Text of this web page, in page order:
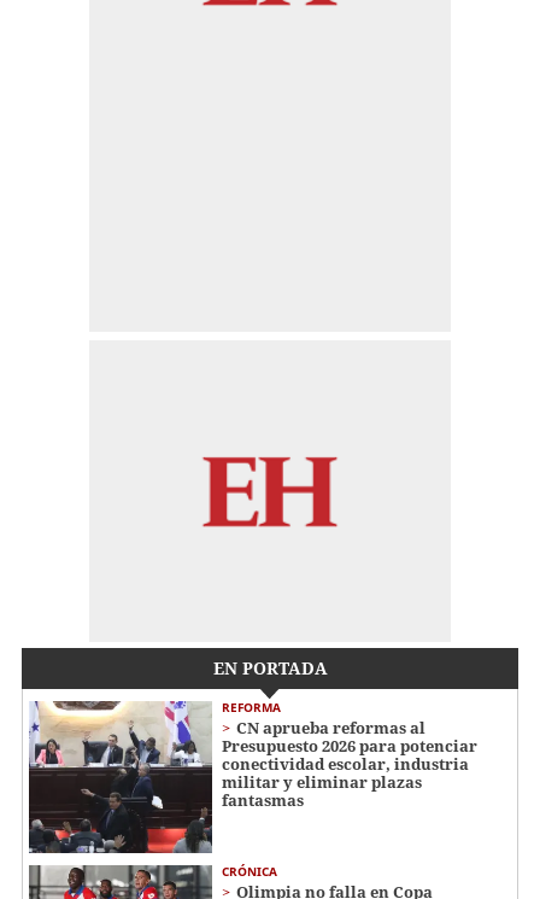
EN PORTADA
REFORMA
CN aprueba reformas al
Presupuesto 2026 para potenciar
conectividad escolar, industria
militar y eliminar plazas
fantasmas
CRÓNICA
Olimpia no falla en Copa